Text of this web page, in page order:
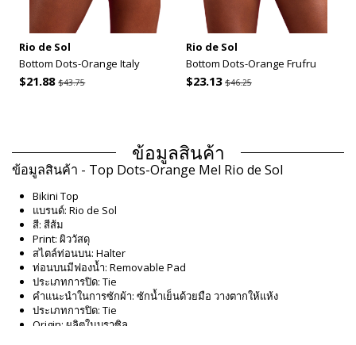
Rio de Sol
Bottom Dots-Orange Italy
$21.88$43.75
Rio de Sol
Bottom Dots-Orange Frufru
$23.13 $46.25
ข้อมูลสินค้า
ข้อมูลสินค้า - Top Dots-Orange Mel Rio de Sol
Bikini Top
แบรนด์: Rio de Sol
สี: สีส้ม
Print: ผิววัสดุ
สไตล์ท่อนบน: Halter
ท่อนบนมีฟองน้ำ: Removable Pad
ประเภทการปิด: Tie
คำแนะนำในการซักผ้า: ซักน้ำเย็นด้วยมือ วางตากให้แห้ง
ประเภทการปิด: Tie
Origin: ผลิตในบราซิล